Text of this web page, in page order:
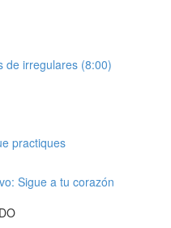
de irregulares (8:00)
practiques
Sigue a tu corazón